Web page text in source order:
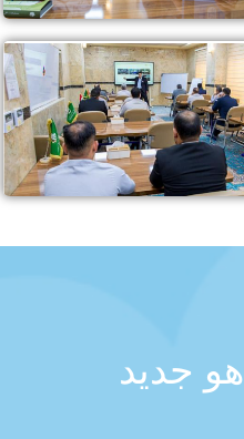
جديد